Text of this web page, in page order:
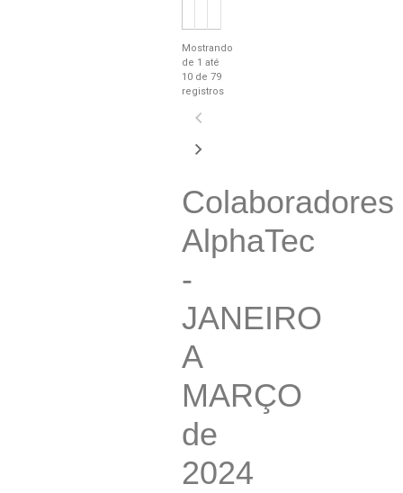
Mostrando
de 1 até
10 de 79
registros
Colaboradores
AlphaTec
-
JANEIRO
A
MARÇO
de
2024